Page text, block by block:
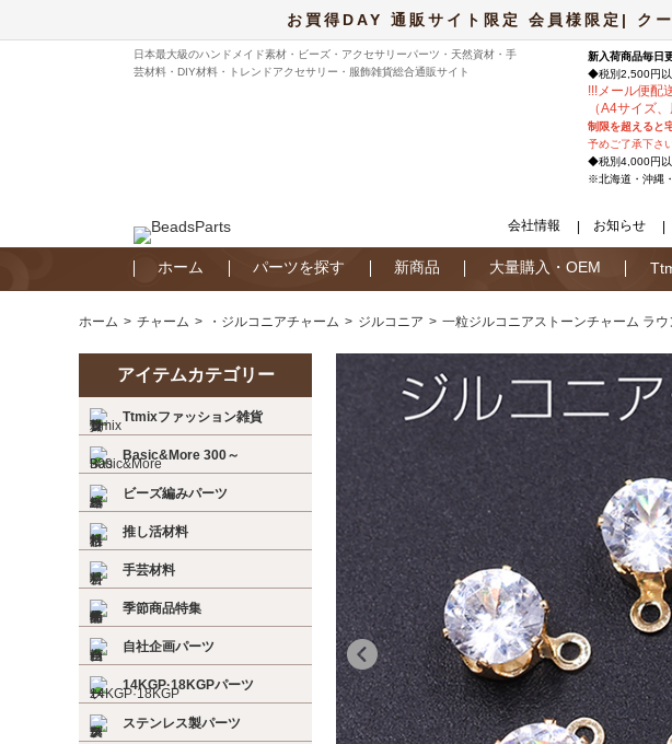
お買得DAY 通販サイト限定 会員様限定| ク
日本最大級のハンドメイド素材・ビーズ・アクセサリーパーツ・天然資材・手
芸材料・DIY材料・トレンドアクセサリー・服飾雑貨総合通販サイト
新入荷商品毎日
◆税別2,500円以
!!!メール便配
（A4サイズ
制限を超えると
予めご了承下さい
◆税別4,000円以
※北海道・沖縄
会社情報 お知らせ
ホーム パーツを探す 新商品 大量購入・OEM
ホーム チャーム ・ジルコニアチャーム ジルコニア 一粒ジルコニアストーンチャーム ラ
アイテムカテゴリー
Ttmixファッション雑貨
Basic&More 300～
ビーズ編みパーツ
推し活材料
手芸材料
季節商品特集
自社企画パーツ
14KGP·18KGPパーツ
ステンレス製パーツ